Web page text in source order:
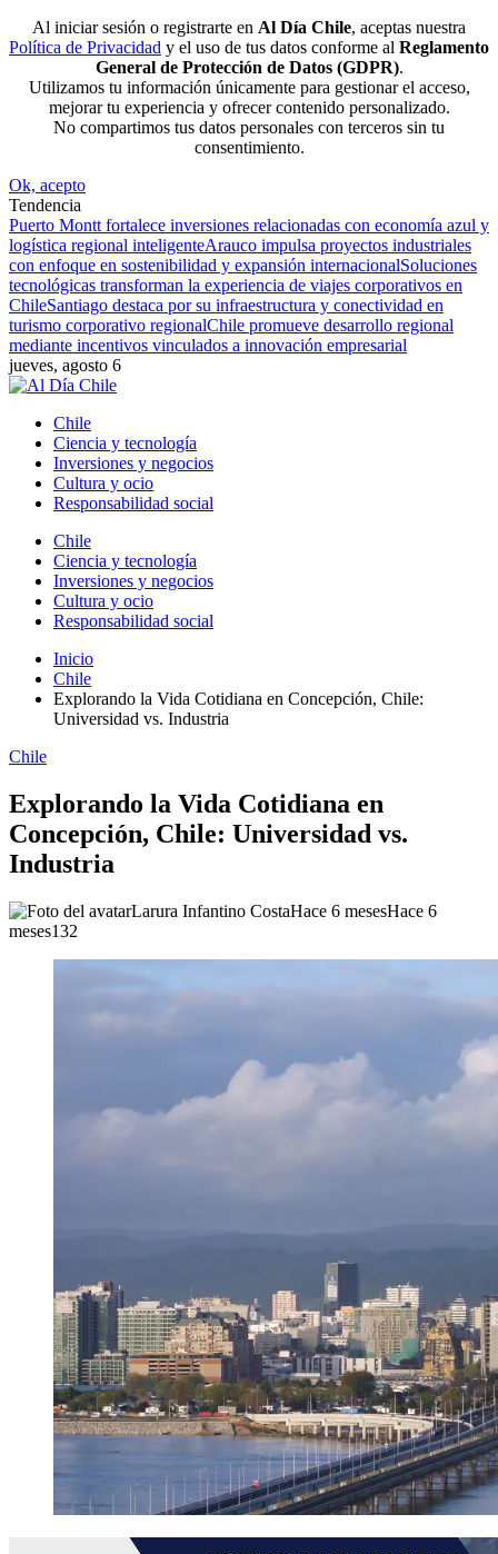
Al iniciar sesión o registrarte en Al Día Chile, aceptas nuestra
Política de Privacidad y el uso de tus datos conforme al Reglamento
General de Protección de Datos (GDPR).
Utilizamos tu información únicamente para gestionar el acceso,
mejorar tu experiencia y ofrecer contenido personalizado.
No compartimos tus datos personales con terceros sin tu
consentimiento.
Ok, acepto
Tendencia
Puerto Montt fortalece inversiones relacionadas con economía azul y
logística regional inteligenteArauco impulsa proyectos industriales
con enfoque en sostenibilidad y expansión internacionalSoluciones
tecnológicas transforman la experiencia de viajes corporativos en
ChileSantiago destaca por su infraestructura y conectividad en
turismo corporativo regionalChile promueve desarrollo regional
mediante incentivos vinculados a innovación empresarial
jueves, agosto 6
Chile
Ciencia y tecnología
Inversiones y negocios
Cultura y ocio
Responsabilidad social
Chile
Ciencia y tecnología
Inversiones y negocios
Cultura y ocio
Responsabilidad social
Inicio
Chile
Explorando la Vida Cotidiana en Concepción, Chile:
Universidad vs. Industria
Chile
Explorando la Vida Cotidiana en
Concepción, Chile: Universidad vs.
Industria
Larura Infantino CostaHace 6 mesesHace 6
meses132